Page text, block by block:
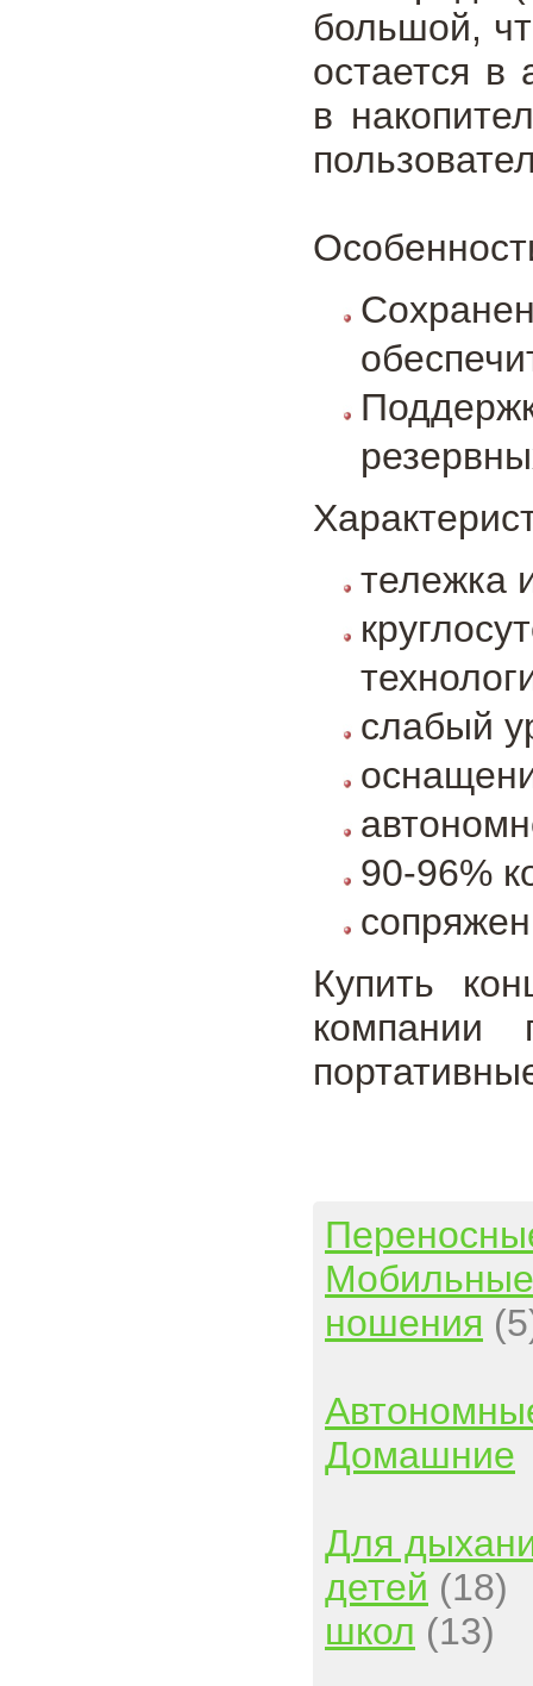
большой,
остается в
в
тележка
слабый
90-96%
Купить
компании
Мобильные
ношения
Домашние
Для
детей (18)
школ (13)